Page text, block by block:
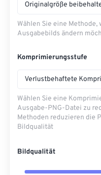
Originalgröße
Wählen Sie eine Methode,
Ausgabebilds ändern
Komprimierungsstufe
Verlustbehaftete
Wählen Sie eine
Ausgabe-PNG-Datei zu
Methoden reduzieren die
Bildqualität
Bildqualität